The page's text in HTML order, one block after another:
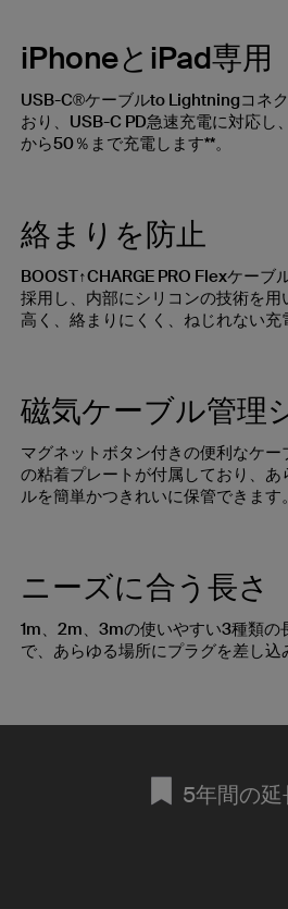
iPhoneとiPad専用
USB-C®ケーブルto Lightningコネ
おり、USB-C PD急速充電に対応し
から50％まで充電します**。
絡まりを防止
BOOST↑CHARGE PRO Flexケーブ
採用し、内部にシリコンの技術を
高く、絡まりにくく、ねじれない充
磁気ケーブル管理
マグネットボタン付きの便利なケ
の粘着プレートが付属しており、
ルを簡単かつきれいに保管できます。
ニーズに合う長さ
1m、2m、3mの使いやすい3種類の
で、あらゆる場所にプラグを差し込
5年間の